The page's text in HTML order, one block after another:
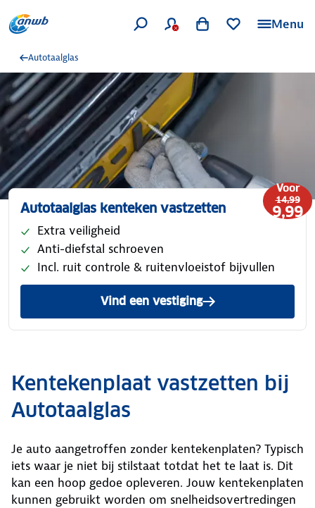
Menu
Autotaalglas
Voor
14,99
9,99
Autotaalglas kenteken vastzetten
Extra veiligheid
Anti-diefstal schroeven
Incl. ruit controle & ruitenvloeistof bijvullen
Vind een vestiging
Kentekenplaat vastzetten bij
Autotaalglas
Je auto aangetroffen zonder kentekenplaten? Typisch
iets waar je niet bij stilstaat totdat het te laat is. Dit
kan een hoop gedoe opleveren. Jouw kentekenplaten
kunnen gebruikt worden om snelheidsovertredingen